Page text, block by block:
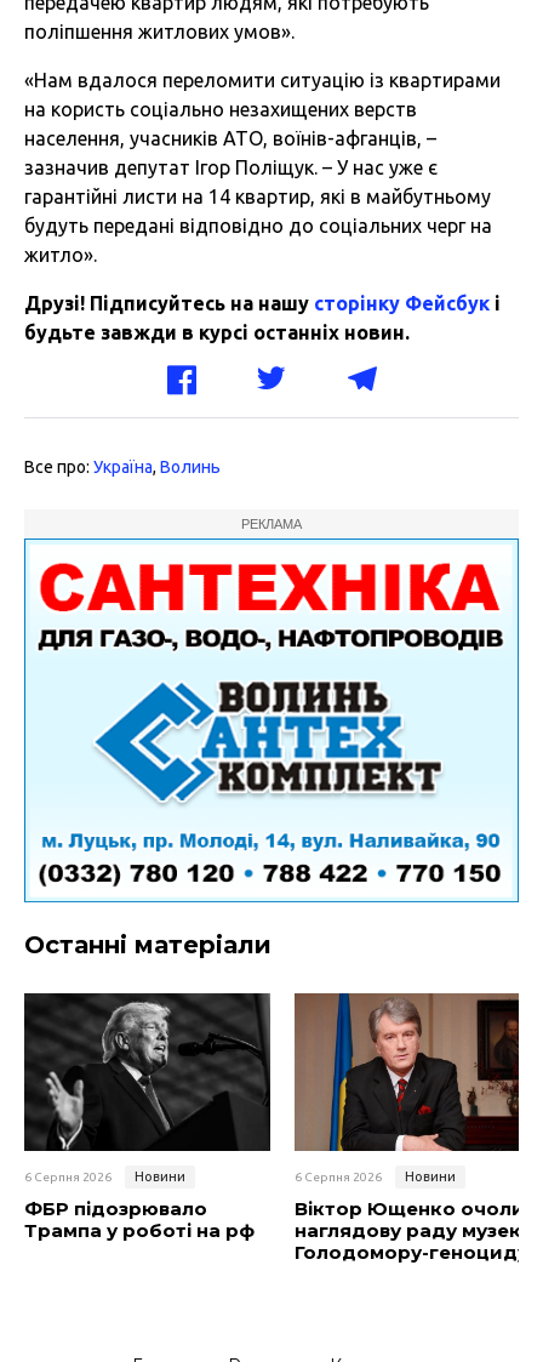
поліпшення житлових умов».
«Нам вдалося переломити ситуацію із квартирами
на користь соціально незахищених верств
населення, учасників АТО, воїнів-афганців, –
зазначив депутат Ігор Поліщук. – У нас уже є
гарантійні листи на 14 квартир, які в майбутньому
будуть передані відповідно до соціальних черг на
житло».
Друзі! Підписуйтесь на нашу сторінку Фейсбук і
будьте завжди в курсі останніх новин.
Все про: Україна, Волинь
РЕКЛАМА
Останні матеріали
6 Серпня 2026 Новини
ФБР підозрювало
Трампа у роботі на рф
6 Серпня 2026 Новини
Віктор Ющенко очолив
наглядову раду музею
Голодомору-геноциду